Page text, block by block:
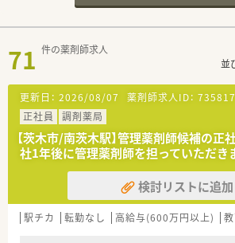
71 件の薬剤師求人
並
更新日： 2026/08/07 薬剤師求人ID： 735817
正社員
調剤薬局
【茨木市/南茨木駅】管理薬剤師候補の
社1年後に管理薬剤師を担っていただき
検討リストに追加
駅チカ 転勤なし 高給与(600万円以上)